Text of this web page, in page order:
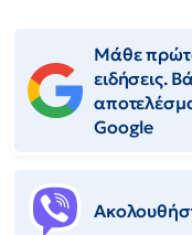
Μάθε
ειδήσεις.
Google